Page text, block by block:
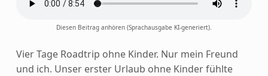
Diesen Beitrag anhören (Sprachausgabe KI-generiert).
Vier Tage Roadtrip ohne Kinder. Nur mein Freund
und ich. Unser erster Urlaub ohne Kinder fühlte